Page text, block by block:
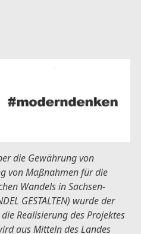
die Gewährung von
von Maßnahmen für die
Wandels in Sachsen-
GESTALTEN) wurde der
Realisierung des Projektes
aus Mitteln des Landes